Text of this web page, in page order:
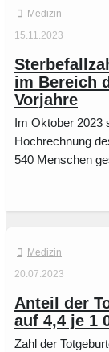
Medizin
15.11.2023
im Bereich
Vorjahre
Im Oktober 2023
Hochrechnung
540 Menschen
Medizin
20.07.2023
Anteil der
auf 4,4 je 1
Zahl der